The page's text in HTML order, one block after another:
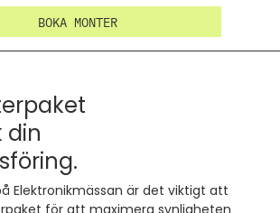
BOKA MONTER
din
Elektronikmässan är det viktigt att